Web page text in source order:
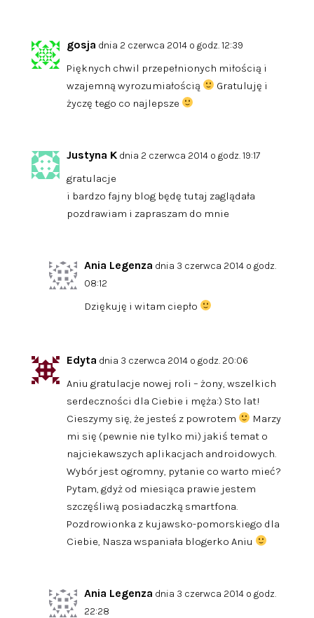
gosja dnia 2 czerwca 2014 o godz. 12:39
Pięknych chwil przepełnionych miłością i
wzajemną wyrozumiałością
Gratuluję i
życzę tego co najlepsze
Justyna K dnia 2 czerwca 2014 o godz. 19:17
gratulacje
i bardzo fajny blog będę tutaj zaglądała
pozdrawiam i zapraszam do mnie
Ania Legenza dnia 3 czerwca 2014 o godz.
08:12
Dziękuję i witam ciepło
Edyta dnia 3 czerwca 2014 o godz. 20:06
Aniu gratulacje nowej roli – żony, wszelkich
serdeczności dla Ciebie i męża:) Sto lat!
Cieszymy się, że jesteś z powrotem
Marzy
mi się (pewnie nie tylko mi) jakiś temat o
najciekawszych aplikacjach androidowych.
Wybór jest ogromny, pytanie co warto mieć?
Pytam, gdyż od miesiąca prawie jestem
szczęśliwą posiadaczką smartfona.
Pozdrowionka z kujawsko-pomorskiego dla
Ciebie, Nasza wspaniała blogerko Aniu
Ania Legenza dnia 3 czerwca 2014 o godz.
22:28